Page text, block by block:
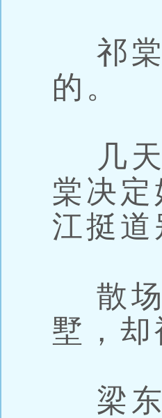
祁棠
的。
几天
棠决
江挺道
散场
墅，
梁东